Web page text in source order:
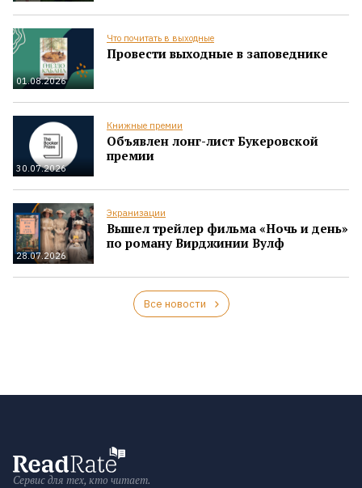
01.08.2026
Что почитать в выходные
Провести выходные в заповеднике
30.07.2026
Книжные премии
Объявлен лонг-лист Букеровской
премии
28.07.2026
Экранизации
Вышел трейлер фильма «Ночь и день»
по роману Вирджинии Вулф
Все новости
Сервис для тех, кто читает.